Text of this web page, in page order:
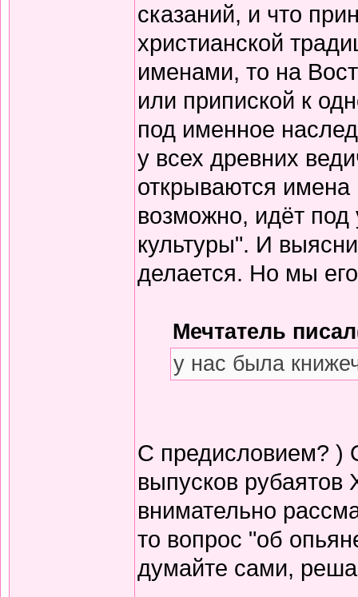
сказаний, и что
христианской
именами, то на
или припиской к
под именное
у всех древних
открываются имена
возможно, идёт под
культуры". И
делается. Но мы
Мечтатель
у нас была
С предисловием? )
выпусков рубаятов
внимательно
то вопрос "об
думайте сами,